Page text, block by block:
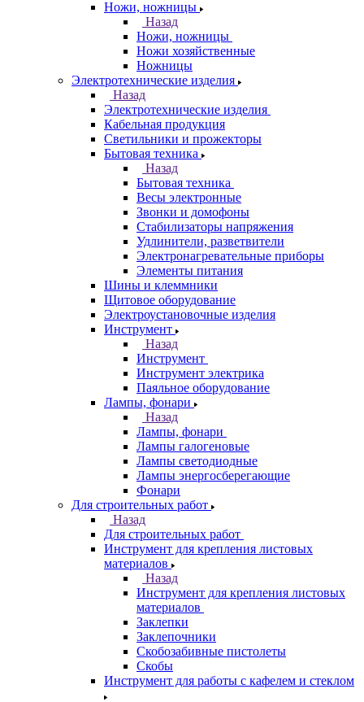
Ножи, ножницы
Назад
Ножи, ножницы
Ножи хозяйственные
Ножницы
Электротехнические изделия
Назад
Электротехнические изделия
Кабельная продукция
Светильники и прожекторы
Бытовая техника
Назад
Бытовая техника
Весы электронные
Звонки и домофоны
Стабилизаторы напряжения
Удлинители, разветвители
Электронагревательные приборы
Элементы питания
Шины и клеммники
Щитовое оборудование
Электроустановочные изделия
Инструмент
Назад
Инструмент
Инструмент электрика
Паяльное оборудование
Лампы, фонари
Назад
Лампы, фонари
Лампы галогеновые
Лампы светодиодные
Лампы энергосберегающие
Фонари
Для строительных работ
Назад
Для строительных работ
Инструмент для крепления листовых
материалов
Назад
Инструмент для крепления листовых
материалов
Заклепки
Заклепочники
Скобозабивные пистолеты
Скобы
Инструмент для работы с кафелем и стеклом